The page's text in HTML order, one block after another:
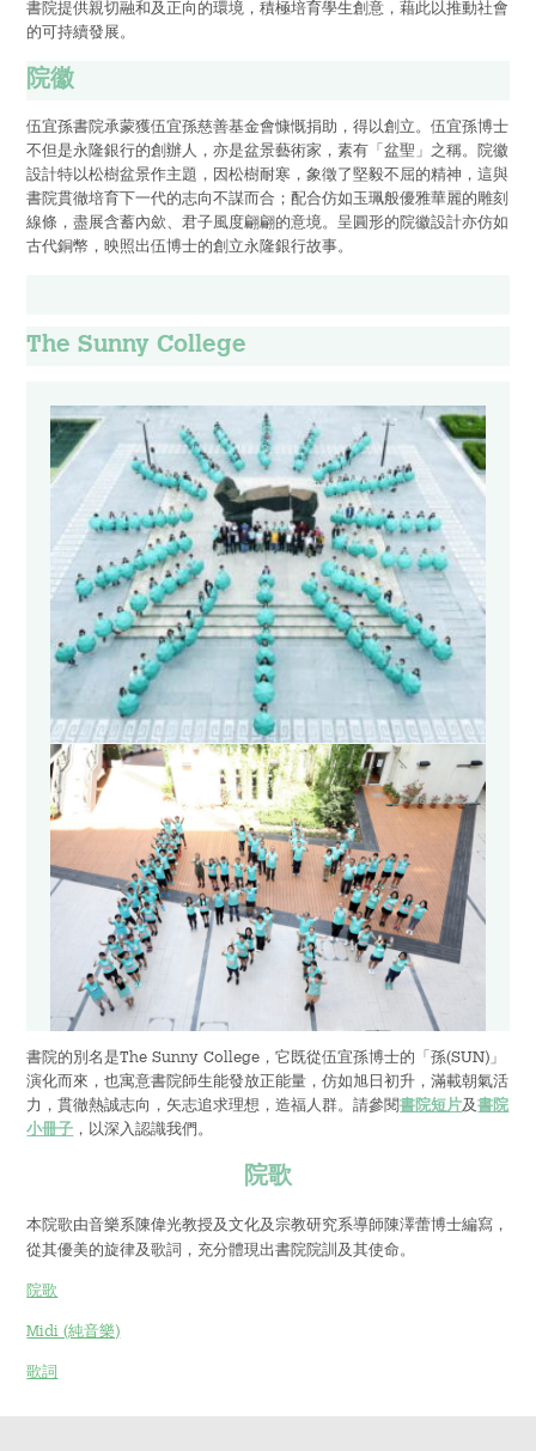
語文及藝術活動
新聞及資訊
傳媒報導
書院刊物
下載
書院提供親切融和及正向的環境，積極培育學生創意，藉此以推動社會
的可持續發展。
院徽
伍宜孫書院承蒙獲伍宜孫慈善基金會慷慨捐助，得以創立。伍宜孫博士
不但是永隆銀行的創辦人，亦是盆景藝術家，素有­「盆聖」之稱。院徽
設計特以松樹盆景作主題，因松樹耐寒，象徵了堅毅不屈的精神，這與
書院貫徹培育下一代的志向不謀而合；配合仿如玉珮般優雅華麗的雕刻
線條，盡展含蓄內歛、君子風度翩翩的意境。呈圓形的院徽設計亦仿如
古代銅幣，映照出伍博士的創立永隆銀行故事。
The Sunny College
書院的別名是The Sunny College，它既從伍宜孫博士的「孫(SUN)」
演化而來，也寓意書院師生能發放正能量，仿如旭日初升，滿載朝氣活
力，貫徹熱誠志向，矢志追求理想，造福人群。請參閱書院短片及書院
小冊子 ，以深入認識我們。
院歌
本院歌由音樂系陳偉光教授及文化及宗教研究系導師陳澤蕾博士編寫，
從其優美的旋律及歌詞，充分體現出書院院訓及其使命。
院歌
Midi (純音樂)
歌詞